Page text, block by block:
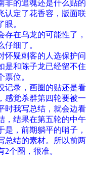
非的追魂还是什么贴的
认定了花香容，版面联
。
在乌龙的可能性了，
细了。
怀疑刺客的人选保护问
是和陈子龙已经留不住
位。
记录，画圈的贴还是看
感觉杀群第四轮要被一
时我写总结，就会边看
，结果在第五轮的中午
，前期躺平的哨子，
总结的素材。所以前两
个圈，很准。